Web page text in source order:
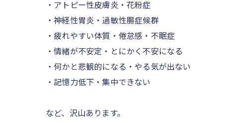
・アトピー性皮膚炎・花粉症
・神経性胃炎・過敏性腸症候群
・疲れやすい体質・倦怠感・不眠症
・情緒が不安定・とにかく不安になる
・何かと悲観的になる・やる気が出ない
・記憶力低下・集中できない
など、沢山あります。